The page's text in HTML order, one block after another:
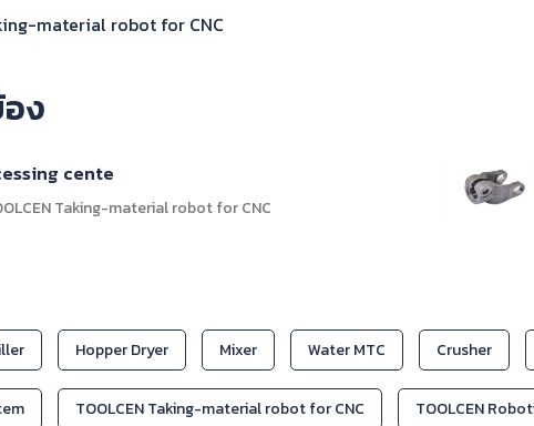
material robot for CNC
ง
cente
Taking-material robot for CNC
Hopper Dryer Mixer Water MTC Crusher
TOOLCEN Taking-material robot for CNC TOOLCEN